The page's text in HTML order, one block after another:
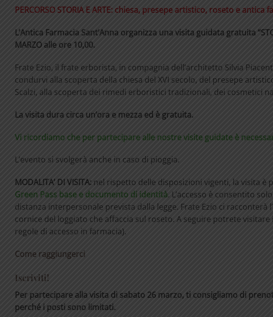
PERCORSO STORIA E ARTE: chiesa, presepe artistico, roseto e antica
L’Antica Farmacia Sant’Anna organizza una visita guidata gratuita
MARZO alle ore 10,00.
Frate Ezio, il frate erborista, in compagnia dell’architetto Silvia
condurvi alla scoperta della chiesa del XVI secolo, del presepe
Scalzi, alla scoperta dei rimedi erboristici tradizionali, dei cosmetici
La visita dura circa un’ora e mezza ed è gratuita.
Vi ricordiamo che per partecipare alle nostre visite guidate è
L’evento si svolgerà anche in caso di pioggia.
MODALITA’ DI VISITA: nel rispetto delle disposizioni vigenti, la visita è
Green Pass base e documento di identità. L’accesso è consentito
distanza interpersonale prevista dalla legge. Frate Ezio ci racconterà
cornice del loggiato che affaccia sul roseto. A seguire potrete
regole di accesso in farmacia).
Come raggiungerci
Iscriviti!
Per partecipare alla visita di sabato 26 marzo, ti consigliamo di
perché i posti sono limitati.